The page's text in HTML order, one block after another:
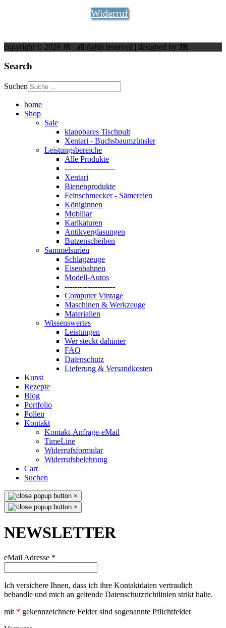
Widerruf
copyright © 2026 JR | all rights reserved | designed by JR
Search
Suchen
home
Shop
Sale
klappbares Tischpult
Xentari - Buchsbaumzünsler
Leistungsbereiche
Alle Produkte
--------------------
Xentari
Bienenprodukte
Feinschmecker - Sämereien
Königinnen
Mobiliar
Karikaturen
Antikverglasungen
Butzenscheiben
Sammelsurien
Schlagzeuge
Eisenbahnen
Modell-Autos
--------------------
Computer Vintage
Maschinen & Werkzeuge
Materialien
Wissenswertes
Leistungen
Wer steckt dahinter
FAQ
Datenschutz
Lieferung & Versandkosten
Kunst
Rezepte
Blog
Portfolio
Pollen
Kontakt
Kontakt-Anfrage-eMail
TimeLine
Widerrufsformular
Widerrufsbelehrung
Cart
Suchen
×
×
NEWSLETTER
eMail Adresse *
Ich versichere Ihnen, dass ich ihre Kontaktdaten vertraulich
behandle und mich an geltende Datenschutzrichtlinien strikt halte.
mit * gekennzeichnete Felder sind sogenannte Pflichtfelder